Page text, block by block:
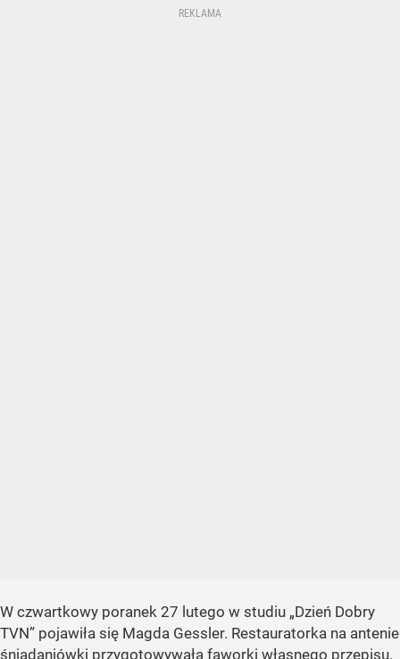
W czwartkowy poranek 27 lutego w studiu „Dzień Dobry
TVN” pojawiła się Magda Gessler. Restauratorka na antenie
śniadaniówki przygotowywała faworki własnego przepisu.